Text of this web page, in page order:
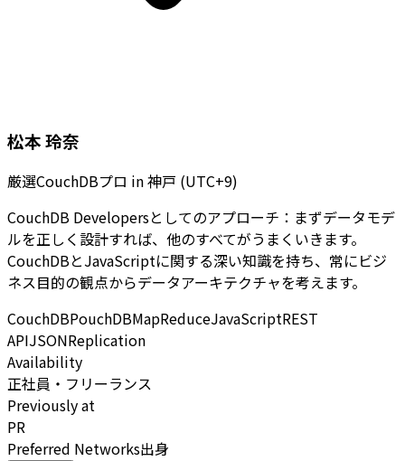
松本 玲奈
厳選CouchDBプロ in神戸 (UTC+9)
CouchDB Developersとしてのアプローチ：まずデータモデ
ルを正しく設計すれば、他のすべてがうまくいきます。
CouchDBとJavaScriptに関する深い知識を持ち、常にビジ
ネス目的の観点からデータアーキテクチャを考えます。
CouchDBPouchDBMapReduceJavaScriptREST
APIJSONReplication
Availability
正社員・フリーランス
Previously at
PR
Preferred Networks出身